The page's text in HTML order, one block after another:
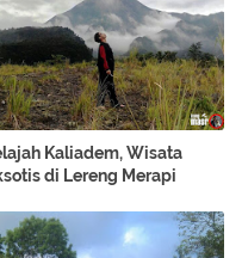
Kaliadem, Wisata
di Lereng Merapi